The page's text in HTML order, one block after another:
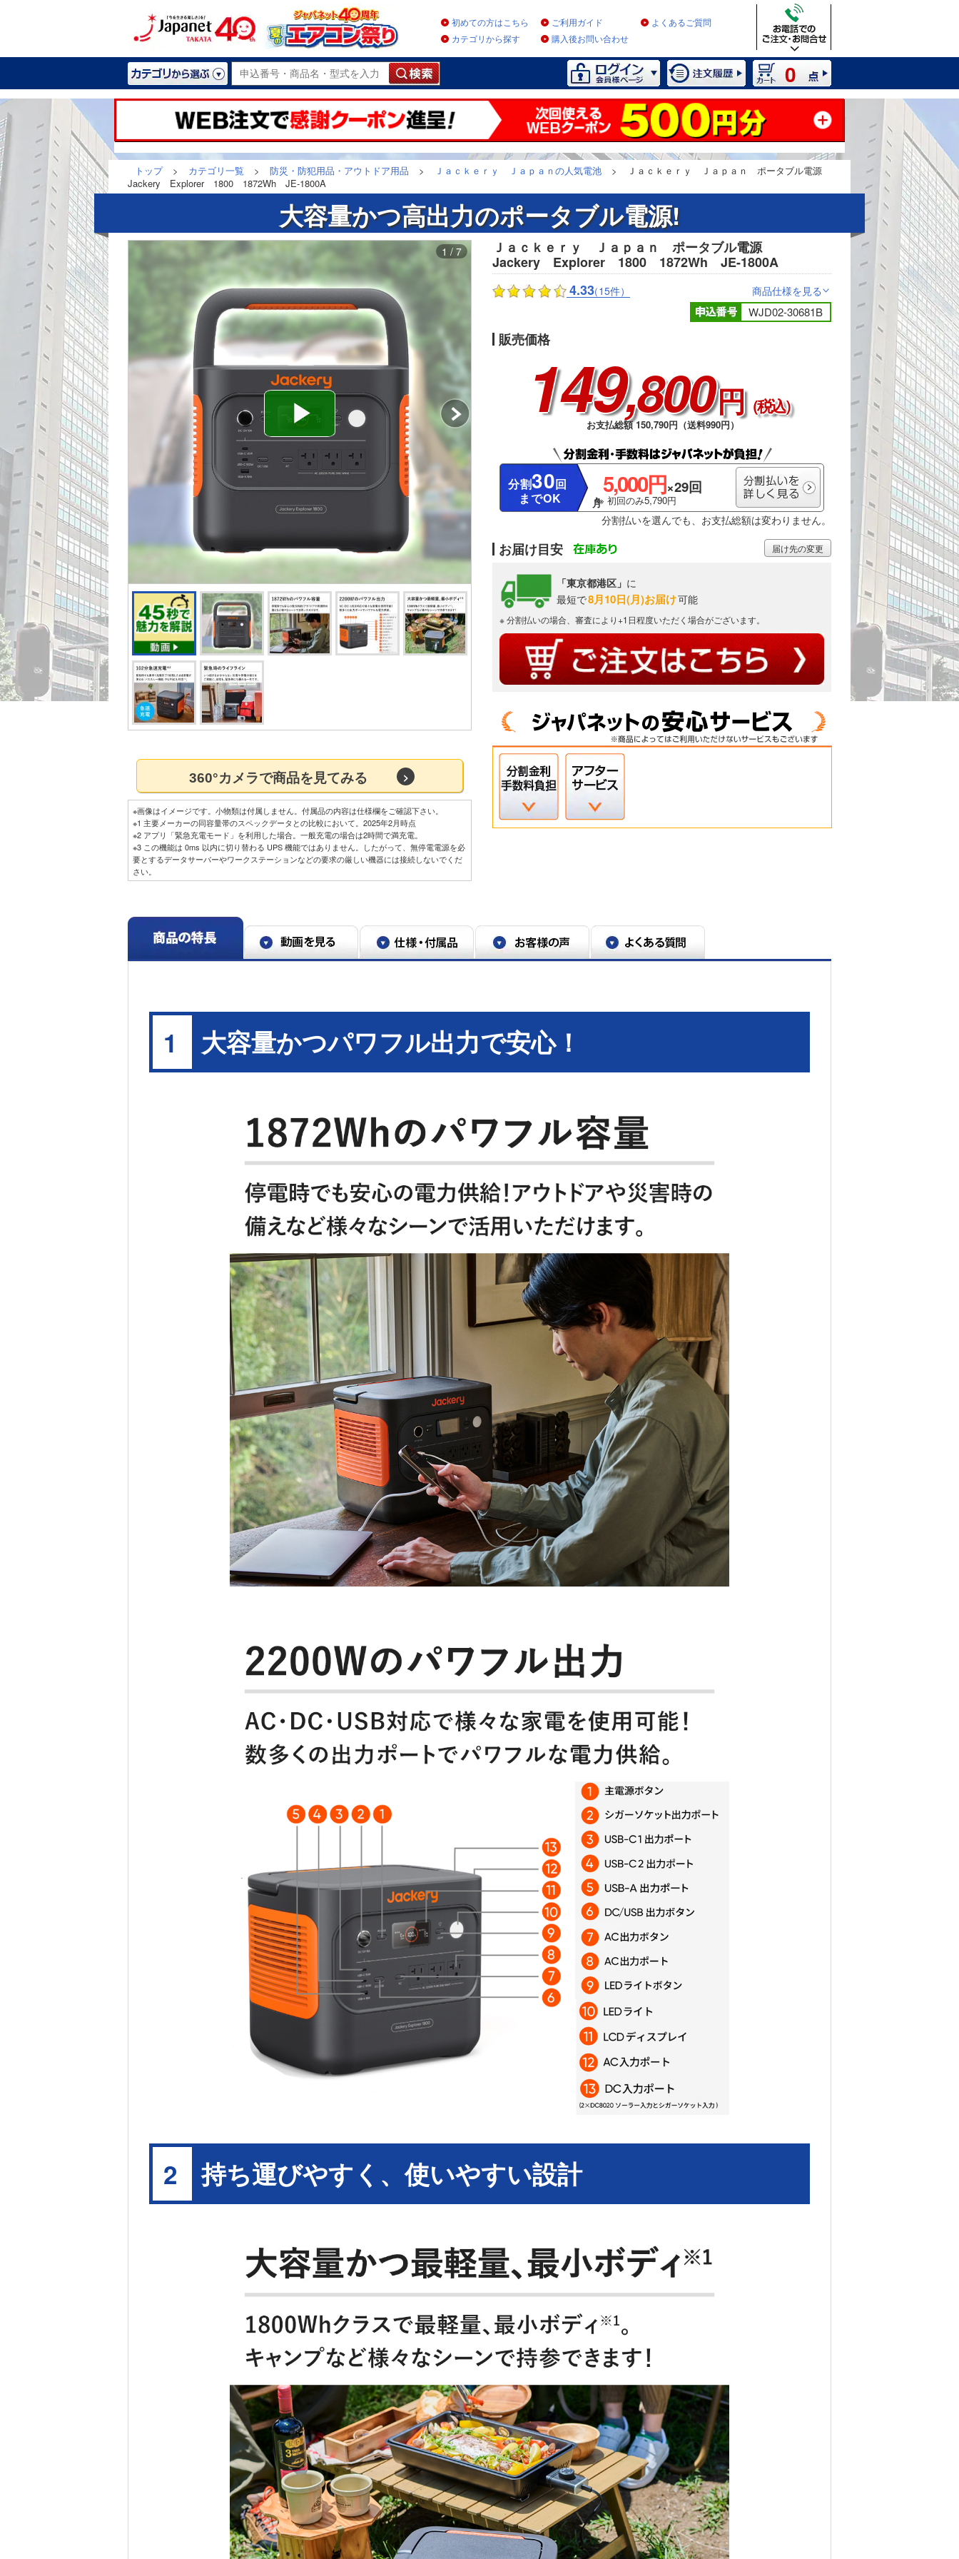
初めての方はこちら ご利用ガイド
よくあるご質問
カテゴリから探す
購入後お問い合わせ
0
トップ > カテゴリ一覧 > 防災・防犯用品・アウトドア用品 > Ｊａｃｋｅｒｙ Ｊａｐａｎの人気電池 >
Ｊａｃｋｅｒｙ Ｊａｐａｎ ポータブル電源
Jackery Explorer 1800 1872Wh JE-1800A
大容量かつ高出力のポータブル電源!
1 / 7
360°カメラで商品を見てみる
※画像はイメージです。小物類は付属しません。付属品の内容は仕様欄をご確認下さい。
※1 主要メーカーの同容量帯のスペックデータとの比較において。2025年2月時点
※2 アプリ「緊急充電モード」を利用した場合。一般充電の場合は2時間で満充電。
※3 この機能は 0ms 以内に切り替わる UPS 機能ではありません。したがって、無停電電源を必
要とするデータサーバーやワークステーションなどの要求の厳しい機器には接続しないでくだ
さい。
Ｊａｃｋｅｒｙ Ｊａｐａｎ ポータブル電源
Jackery Explorer 1800 1872Wh JE-1800A
4.33（15件） 商品仕様を見る>
WJD02-30681B
販売価格
149,800円 （税込）
お支払総額 150,790円（送料990円）
分割30回
までOK
5,000円×29回
※ 初回のみ5,790円
分割払いを選んでも、お支払総額は変わりません。
お届け目安
「東京都港区」 に
最短で8月10日(月)お届け可能
※ 分割払いの場合、審査により+1日程度いただく場合がございます。
届け先の変更
1 大容量かつパワフル出力で安心！
2 持ち運びやすく、使いやすい設計